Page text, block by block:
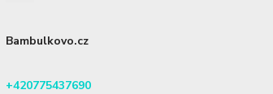
Bambulkovo.cz
+420775437690